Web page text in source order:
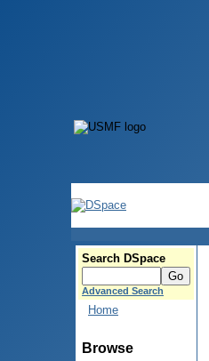
Search DSpace
Advanced Search
Home
Browse